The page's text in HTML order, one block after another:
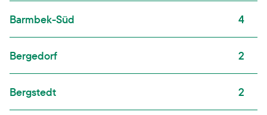
Barmbek-Süd 4
Bergedorf 2
Bergstedt 2